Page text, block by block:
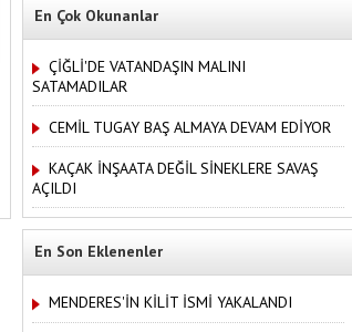
En Çok Okunanlar
ÇİĞLİ'DE VATANDAŞIN MALINI
SATAMADILAR
CEMİL TUGAY BAŞ ALMAYA DEVAM EDİYOR
KAÇAK İNŞAATA DEĞİL SİNEKLERE SAVAŞ
AÇILDI
En Son Eklenenler
MENDERES'İN KİLİT İSMİ YAKALANDI